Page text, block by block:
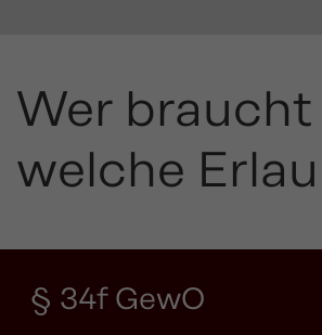
Wer braucht
welche
§ 34f GewO